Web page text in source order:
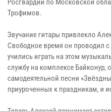
Росгвардии по Московской
Трофимов.
Звучание гитары привлекло
Свободное время он проводил с
учились играть на этом
службу на комплексе Байконур,
самодеятельной песни
приуроченных к праздникам, и